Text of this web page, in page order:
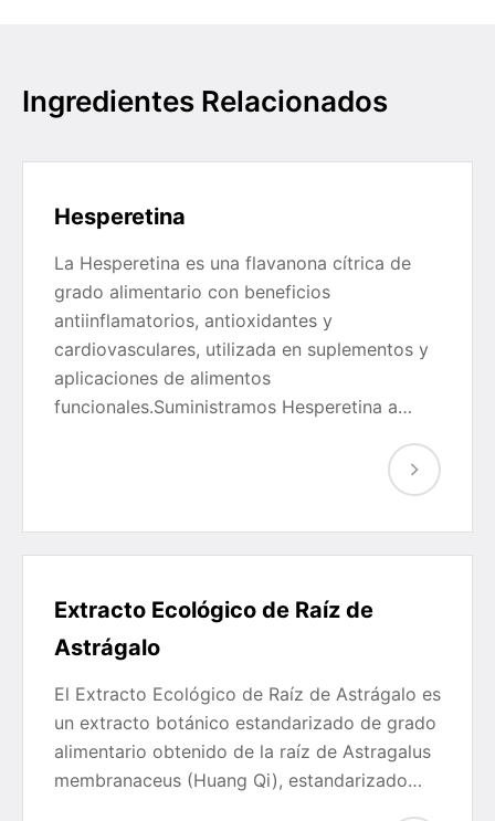
Ingredientes Relacionados
Hesperetina
La Hesperetina es una flavanona cítrica de
grado alimentario con beneficios
antiinflamatorios, antioxidantes y
cardiovasculares, utilizada en suplementos y
aplicaciones de alimentos
funcionales.Suministramos Hesperetina a…
Extracto Ecológico de Raíz de
Astrágalo
El Extracto Ecológico de Raíz de Astrágalo es
un extracto botánico estandarizado de grado
alimentario obtenido de la raíz de Astragalus
membranaceus (Huang Qi), estandarizado…